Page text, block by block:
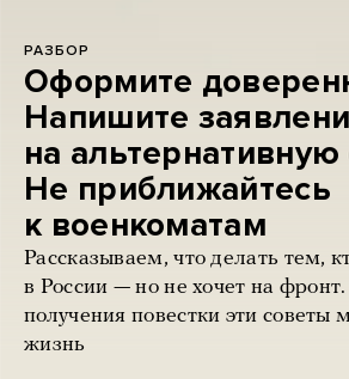
РАЗБОР
Оформите
Напишите
на альтернативную
Не приближайтесь
к военкоматам
Рассказываем, что делать тем,
в России — но не хочет на
получения повестки эти советы
жизнь